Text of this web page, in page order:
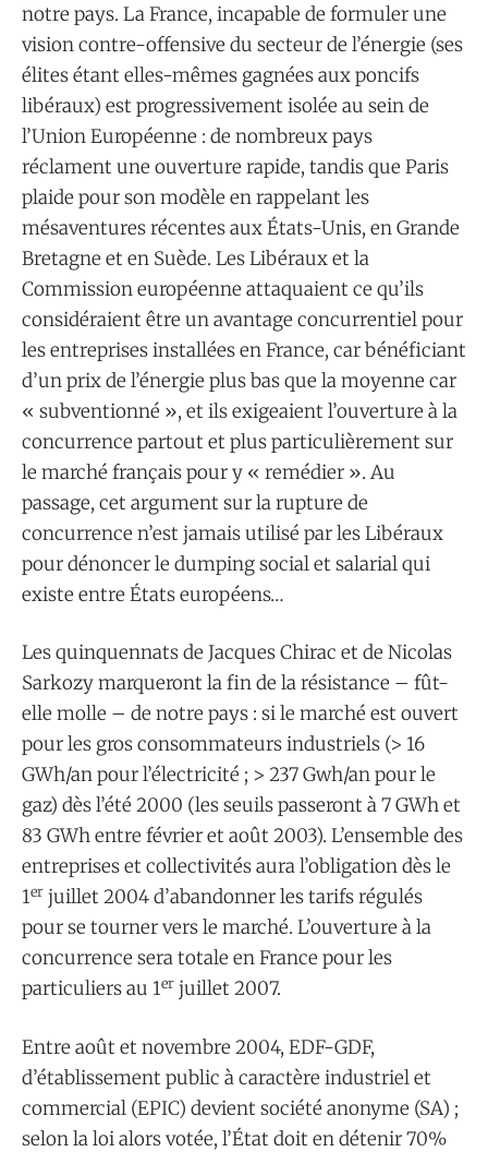
notre pays. La France, incapable de formuler une
vision contre-offensive du secteur de l’énergie (ses
élites étant elles-mêmes gagnées aux poncifs
libéraux) est progressivement isolée au sein de
l’Union Européenne : de nombreux pays
réclament une ouverture rapide, tandis que Paris
plaide pour son modèle en rappelant les
mésaventures récentes aux États-Unis, en Grande
Bretagne et en Suède. Les Libéraux et la
Commission européenne attaquaient ce qu’ils
considéraient être un avantage concurrentiel pour
les entreprises installées en France, car bénéficiant
d’un prix de l’énergie plus bas que la moyenne car
« subventionné », et ils exigeaient l’ouverture à la
concurrence partout et plus particulièrement sur
le marché français pour y « remédier ». Au
passage, cet argument sur la rupture de
concurrence n’est jamais utilisé par les Libéraux
pour dénoncer le dumping social et salarial qui
existe entre États européens…
Les quinquennats de Jacques Chirac et de Nicolas
Sarkozy marqueront la fin de la résistance – fût-
elle molle – de notre pays : si le marché est ouvert
pour les gros consommateurs industriels (> 16
GWh/an pour l’électricité ; > 237 Gwh/an pour le
gaz) dès l’été 2000 (les seuils passeront à 7 GWh et
83 GWh entre février et août 2003). L’ensemble des
entreprises et collectivités aura l’obligation dès le
1er juillet 2004 d’abandonner les tarifs régulés
pour se tourner vers le marché. L’ouverture à la
concurrence sera totale en France pour les
particuliers au 1er juillet 2007.
Entre août et novembre 2004, EDF-GDF,
d’établissement public à caractère industriel et
commercial (EPIC) devient société anonyme (SA) ;
selon la loi alors votée, l’État doit en détenir 70%